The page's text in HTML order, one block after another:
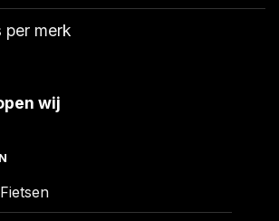
per merk
wij